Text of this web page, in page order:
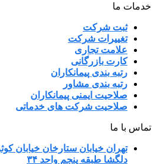
خدمات ما
ثبت شرکت
تغییرات شرکت
علامت تجاری
کارت بازرگانی
رتبه بندی پیمانکاران
رتبه بندی مشاور
صلاحیت ایمنی پیمانکاران
صلاحیت شرکت های خدماتی
تماس با ما
دلگشا طبقه پنجم واحد ۳۴